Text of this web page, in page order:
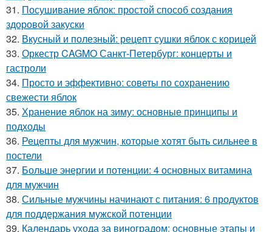
31. Посушивание яблок: простой способ создания
здоровой закуски
32. Вкусный и полезный: рецепт сушки яблок с корицей
33. Оркестр CAGMO Санкт-Петербург: концерты и
гастроли
34. Просто и эффективно: советы по сохранению
свежести яблок
35. Хранение яблок на зиму: основные принципы и
подходы
36. Рецепты для мужчин, которые хотят быть сильнее в
постели
37. Больше энергии и потенции: 4 основных витамина
для мужчин
38. Сильные мужчины начинают с питания: 6 продуктов
для поддержания мужской потенции
39. Календарь ухода за виноградом: основные этапы и